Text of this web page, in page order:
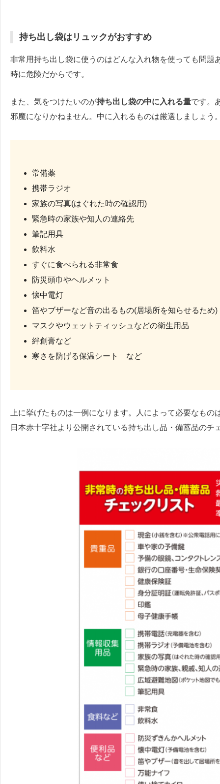
持ち出し袋はリュックがおすすめ
非常用持ち出し袋に使うのはどんな入れ物を使っても問題
時に危険だからです。
また、気をつけたいのが持ち出し袋の中に入れる量です。
邪魔になりかねません。中に入れるものは厳選しましょう
常備薬
携帯ラジオ
家族の写真(はぐれた時の確認用)
緊急時の家族や知人の連絡先
筆記用具
飲料水
すぐに食べられる非常食
防災頭巾やヘルメット
懐中電灯
笛やブザーなど音の出るもの(居場所を知らせるため)
マスクやウェットティッシュなどの衛生用品
絆創膏など
寒さを防げる保温シート など
上に挙げたものは一例になります。人によって必要なも
日本赤十字社より公開されている持ち出し品・備蓄品の